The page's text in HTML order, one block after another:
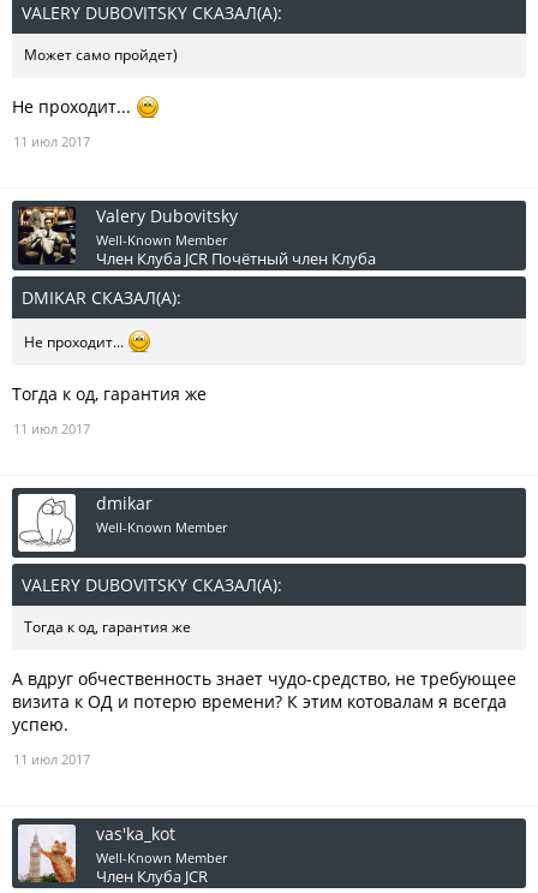
VALERY DUBOVITSKY СКАЗАЛ(А):
Может само пройдет)
Не проходит...
11 июл 2017
Valery Dubovitsky
Well-Known Member
Член Клуба JCR Почётный член Клуба
DMIKAR СКАЗАЛ(А):
Не проходит...
Тогда к од, гарантия же
11 июл 2017
dmikar
Well-Known Member
VALERY DUBOVITSKY СКАЗАЛ(А):
Тогда к од, гарантия же
А вдруг обчественность знает чудо-средство, не требующее
визита к ОД и потерю времени? К этим котовалам я всегда
успею.
11 июл 2017
vas'ka_kot
Well-Known Member
Член Клуба JCR